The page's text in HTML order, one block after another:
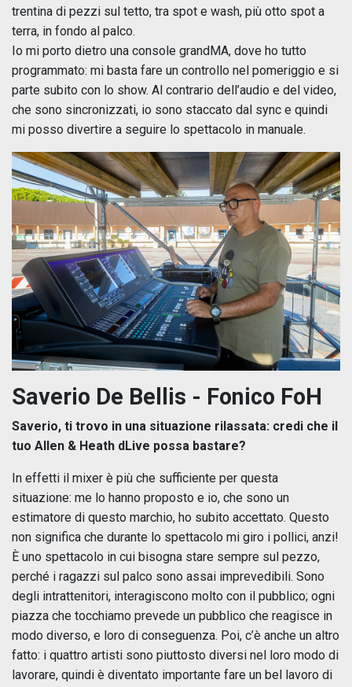
trentina di pezzi sul tetto, tra spot e wash, più otto spot a
terra, in fondo al palco.
Io mi porto dietro una console grandMA, dove ho tutto
programmato: mi basta fare un controllo nel pomeriggio e si
parte subito con lo show. Al contrario dell’audio e del video,
che sono sincronizzati, io sono staccato dal sync e quindi
mi posso divertire a seguire lo spettacolo in manuale.
Saverio De Bellis - Fonico FoH
Saverio, ti trovo in una situazione rilassata: credi che il
tuo Allen & Heath dLive possa bastare?
In effetti il mixer è più che sufficiente per questa
situazione: me lo hanno proposto e io, che sono un
estimatore di questo marchio, ho subito accettato. Questo
non significa che durante lo spettacolo mi giro i pollici, anzi!
È uno spettacolo in cui bisogna stare sempre sul pezzo,
perché i ragazzi sul palco sono assai imprevedibili. Sono
degli intrattenitori, interagiscono molto con il pubblico; ogni
piazza che tocchiamo prevede un pubblico che reagisce in
modo diverso, e loro di conseguenza. Poi, c’è anche un altro
fatto: i quattro artisti sono piuttosto diversi nel loro modo di
lavorare, quindi è diventato importante fare un bel lavoro di